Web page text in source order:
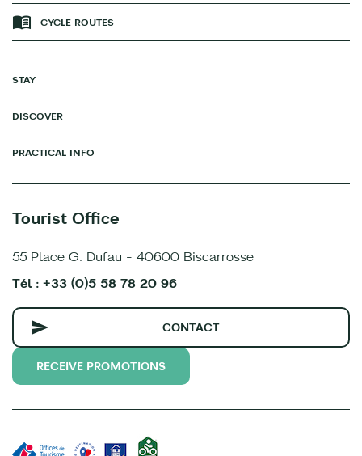
CYCLE ROUTES
STAY
DISCOVER
PRACTICAL INFO
Tourist Office
55 Place G. Dufau - 40600 Biscarrosse
Tél : +33 (0)5 58 78 20 96
CONTACT
RECEIVE PROMOTIONS